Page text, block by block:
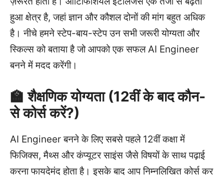
हुआ क्षेत्र है, जहां ज्ञान और कौशल दोनों की मांग बहुत अधिक
है। नीचे हमने स्टेप-बाय-स्टेप उन सभी जरूरी योग्यता और
स्किल्स को बताया है जो आपको एक सफल AI Engineer
बनने में मदद करेंगी।
🏫 शैक्षणिक योग्यता (12वीं के बाद कौन-
से कोर्स करें?)
AI Engineer बनने के लिए सबसे पहले 12वीं कक्षा में
फिजिक्स, मैथ्स और कंप्यूटर साइंस जैसे विषयों के साथ पढ़ाई
करना फायदेमंद होता है। इसके बाद आप निम्नलिखित कोर्स कर